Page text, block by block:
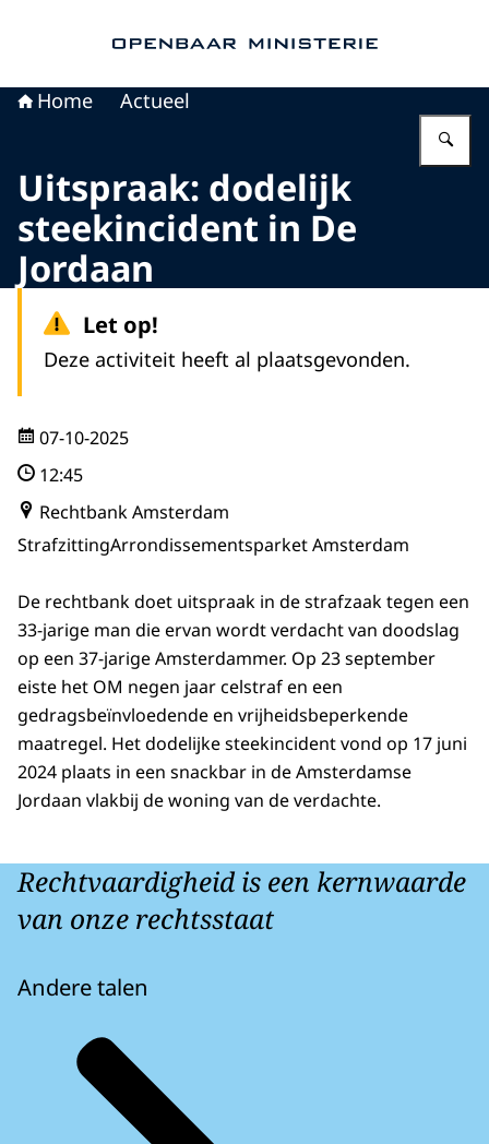
Home Actueel
Uitspraak: dodelijk
steekincident in De
Jordaan
Let op!
Deze activiteit heeft al plaatsgevonden.
07-10-2025
12:45
Rechtbank Amsterdam
StrafzittingArrondissementsparket Amsterdam
De rechtbank doet uitspraak in de strafzaak tegen een
33-jarige man die ervan wordt verdacht van doodslag
op een 37-jarige Amsterdammer. Op 23 september
eiste het OM negen jaar celstraf en een
gedragsbeïnvloedende en vrijheidsbeperkende
maatregel. Het dodelijke steekincident vond op 17 juni
2024 plaats in een snackbar in de Amsterdamse
Jordaan vlakbij de woning van de verdachte.
Rechtvaardigheid is een kernwaarde
van onze rechtsstaat
Andere talen